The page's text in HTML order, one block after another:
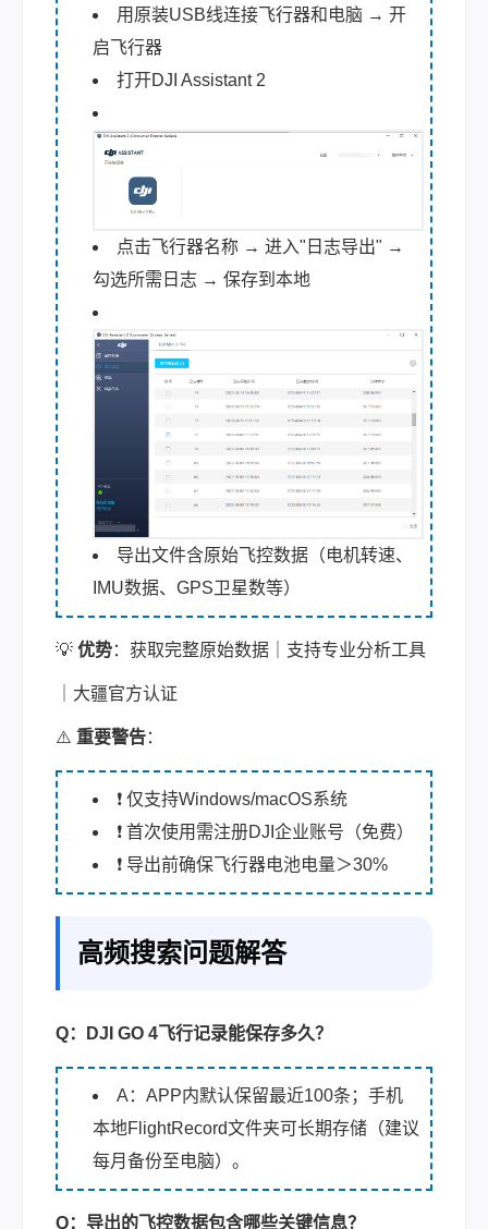
用原装USB线连接飞行器和电脑 → 开
启飞行器
打开DJI Assistant 2
点击飞行器名称 → 进入"日志导出" →
勾选所需日志 → 保存到本地
导出文件含原始飞控数据（电机转速、
IMU数据、GPS卫星数等）
💡 优势：获取完整原始数据｜支持专业分析工具
｜大疆官方认证
⚠️ 重要警告：
❗ 仅支持Windows/macOS系统
❗ 首次使用需注册DJI企业账号（免费）
❗ 导出前确保飞行器电池电量＞30%
高频搜索问题解答
Q：DJI GO 4飞行记录能保存多久？
A：APP内默认保留最近100条；手机
本地FlightRecord文件夹可长期存储（建议
每月备份至电脑）。
Q：导出的飞控数据包含哪些关键信息？